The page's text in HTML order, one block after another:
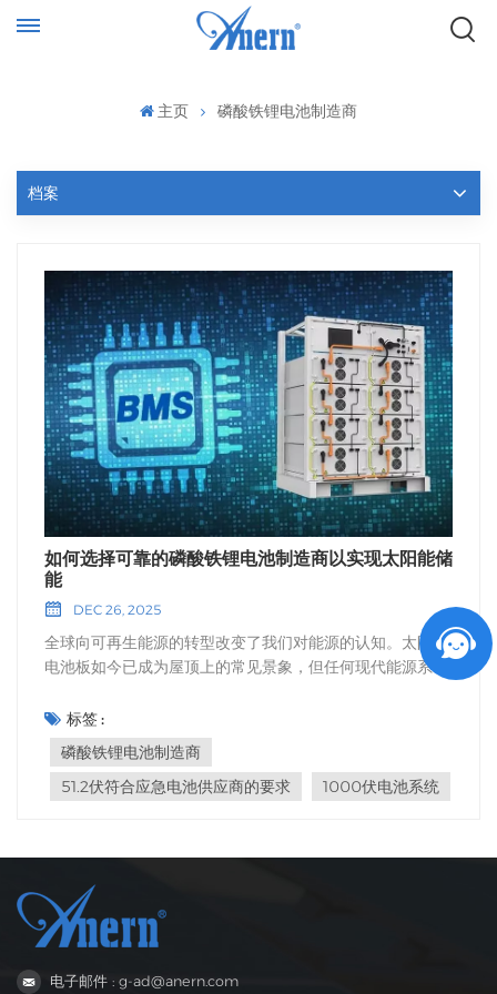
主页 磷酸铁锂电池制造商
档案
如何选择可靠的磷酸铁锂电池制造商以实现太阳能储
能
DEC 26, 2025
全球向可再生能源的转型改变了我们对能源的认知。太阳能
电池板如今已成为屋顶上的常见景象，但任何现代能源系统
卓越的安全性、长循环寿命和环境友好性，迅速成为太阳能
储能的首选材料。然而，随着需求的激增，市场上涌现出无
数供应商。选择高质量的储能设备至关重要。 磷酸铁锂电池
制造商 现在不仅仅是寻找最低价格的问题了——而是要确保
您选择的制造商都将决定您系统未来十年的性能。本指南将
探讨您在甄选制造商时必须考虑的关键因素，以确保您的太
阳能储能系统真正可靠。 1. 了解技术多功能性和应用范围一
流的制造商应该展现出广泛的技术专长。太阳能储能并非“一
率。对于住宅用户而言，关注点通常在于与混合逆变器的无
标签 :
磷酸铁锂电池制造商
51.2伏符合应急电池供应商的要求
1000伏电池系统
电子邮件 : g-ad@anern.com